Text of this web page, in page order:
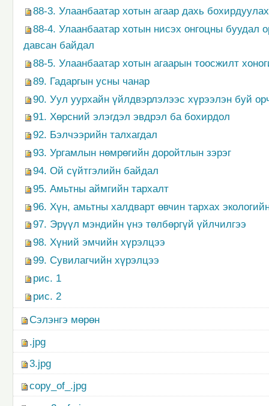
88-3. Улаанбаатар хотын агаар дахь
88-4. Улаанбаатар хотын нисэх онгоцны буудал
давсан байдал
88-5. Улаанбаатар хотын агаарын тоосжилт
89. Гадаргын усны чанар
90. Уул уурхайн үйлдвэрлэлээс хүрээлэн буй
91. Хөрсний элэгдэл эвдрэл ба бохирдол
92. Бэлчээрийн талхагдал
93. Ургамлын нөмрөгийн доройтлын зэрэг
94. Ой сүйтгэлийн байдал
95. Амьтны аймгийн тархалт
96. Хүн, амьтны халдварт өвчин тархах
97. Эрүүл мэндийн үнэ төлбөргүй үйлчилгээ
98. Хүний эмчийн хүрэлцээ
99. Сувилагчийн хүрэлцээ
рис. 1
рис. 2
Сэлэнгэ мөрөн
.jpg
3.jpg
copy_of_.jpg